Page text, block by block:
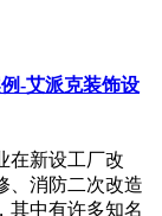
-艾派克装饰设
在新设工厂改
、消防二次改造
其中有许多知名